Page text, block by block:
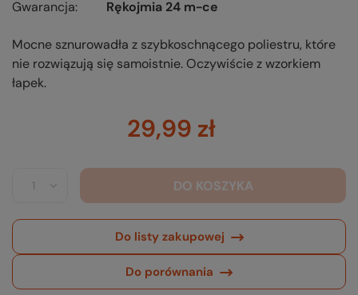
Gwarancja
Rękojmia 24 m-ce
Mocne sznurowadła z szybkoschnącego poliestru, które
nie rozwiązują się samoistnie. Oczywiście z wzorkiem
łapek.
29,99 zł
DO KOSZYKA
Do listy zakupowej
Do porównania